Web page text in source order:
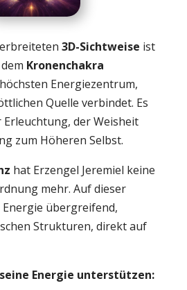
3D-Sichtweise ist
Kronenchakra
Energiezentrum,
Quelle verbindet. Es
Erleuchtung, der Weisheit
zum Höheren Selbst.
hat Erzengel Jeremiel keine
mehr. Auf dieser
übergreifend,
Strukturen, direkt auf
Energie unterstützen: